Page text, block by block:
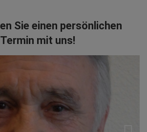
Sie einen persönlichen
Termin mit uns!